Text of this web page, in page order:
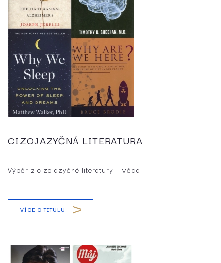
CIZOJAZYČNÁ LITERATURA
Výběr z cizojazyčné literatury – věda
VÍCE O TITULU